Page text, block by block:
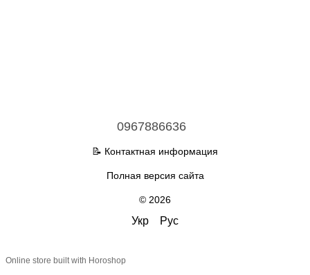
0967886636
📝 Контактная информация
Полная версия сайта
© 2026
Укр Рус
Online store built with Horoshop